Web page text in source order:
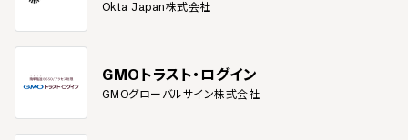
Okta Japan株式会社
GMOトラスト・ログイン
GMOグローバルサイン株式会社